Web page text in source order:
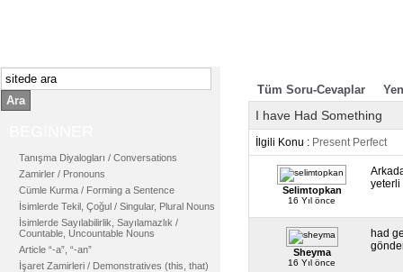
Ara
Tanışma Diyalogları / Conversations
Zamirler / Pronouns
Cümle Kurma / Forming a Sentence
İsimlerde Tekil, Çoğul / Singular, Plural Nouns
İsimlerde Sayılabilirlik, Sayılamazlık /
Countable, Uncountable Nouns
Article “-a”, “-an”
İşaret Zamirleri / Demonstratives (this, that)
Tüm Soru-Cevaplar
I have Had Something
İlgili Konu : Present Perfect
Selimtopkan
16 Yıl önce
yeterli
Sheyma
16 Yıl önce
had